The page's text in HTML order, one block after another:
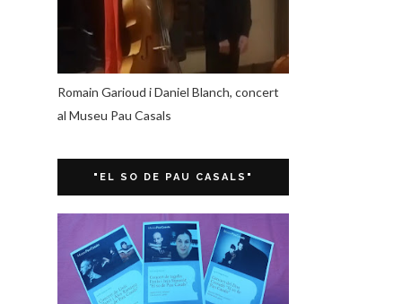
Romain Garioud i Daniel Blanch, concert
al Museu Pau Casals
"EL SO DE PAU CASALS"